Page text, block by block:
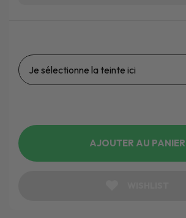
Je sélectionne la teinte ici
AJOUTER AU PANIER